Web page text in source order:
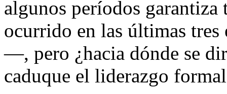
algunos períodos
ocurrido en las últimas tres
—, pero ¿hacia dónde se
caduque el liderazgo